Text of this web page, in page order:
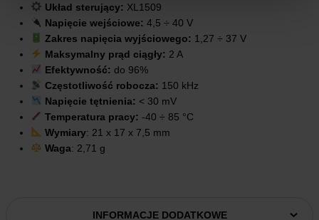
Układ sterujący: XL1509
Napięcie wejściowe: 4,5 ÷ 40 V
Zakres napięcia wyjściowego: 1,27 ÷ 37 V
Maksymalny prąd ciągły: 2 A
Efektywność: do 96%
Częstotliwość robocza: 150 kHz
Napięcie tętnienia: < 30 mV
Temperatura pracy: -40 ÷ 85 °C
Wymiary: 21 x 17 x 7,5 mm
Waga: 2,71 g
INFORMACJE DODATKOWE